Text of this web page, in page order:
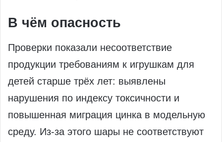
В чём опасность
Проверки показали несоответствие
продукции требованиям к игрушкам для
детей старше трёх лет: выявлены
нарушения по индексу токсичности и
повышенная миграция цинка в модельную
среду. Из‑за этого шары не соответствуют